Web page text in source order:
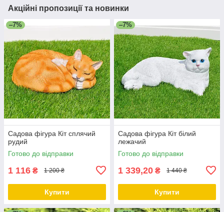
Акційні пропозиції та новинки
–7%
Садова фігура Кіт сплячий
рудий
Готово до відправки
1 116 ₴ 1 200 ₴
Купити
–7%
Садова фігура Кіт білий
лежачий
Готово до відправки
1 339,20 ₴ 1 440 ₴
Купити